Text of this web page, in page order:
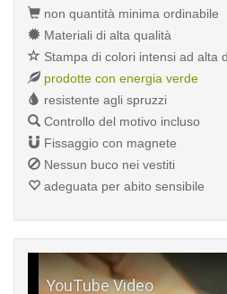
non quantità minima ordinabile
Materiali di alta qualità
Stampa di colori intensi ad alta
prodotte con energia verde
resistente agli spruzzi
Controllo del motivo incluso
Fissaggio con magnete
Nessun buco nei vestiti
adeguata per abito sensibile